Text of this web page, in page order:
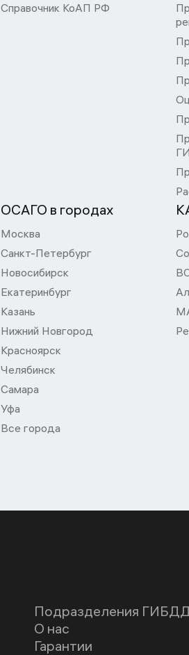
Справочник КоАП РФ
ОСАГО в городах
Москва
Санкт-Петербург
Новосибирск
Екатеринбург
Казань
Нижний Новгород
Красноярск
Челябинск
Самара
Уфа
Все города
Подразделения
О нас
Гарантии